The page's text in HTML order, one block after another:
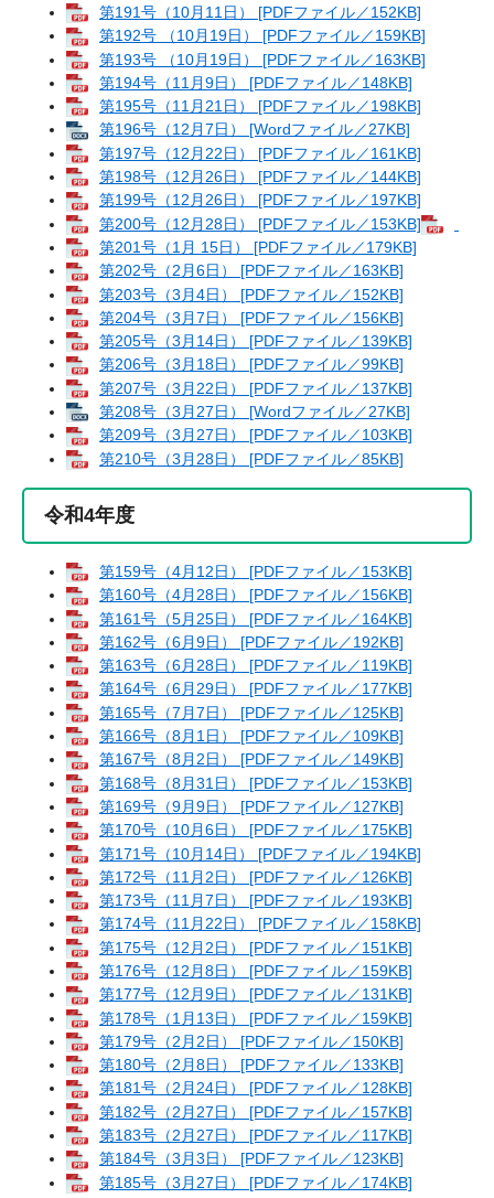
第191号（10月11日） [PDFファイル／152KB]
第192号 （10月19日） [PDFファイル／159KB]
第193号 （10月19日） [PDFファイル／163KB]
第194号（11月9日） [PDFファイル／148KB]
第195号（11月21日） [PDFファイル／198KB]
第196号（12月7日） [Wordファイル／27KB]
第197号（12月22日） [PDFファイル／161KB]
第198号（12月26日） [PDFファイル／144KB]
第199号（12月26日） [PDFファイル／197KB]
第200号（12月28日） [PDFファイル／153KB]
第201号（1月 15日） [PDFファイル／179KB]
第202号（2月6日） [PDFファイル／163KB]
第203号（3月4日） [PDFファイル／152KB]
第204号（3月7日） [PDFファイル／156KB]
第205号（3月14日） [PDFファイル／139KB]
第206号（3月18日） [PDFファイル／99KB]
第207号（3月22日） [PDFファイル／137KB]
第208号（3月27日） [Wordファイル／27KB]
第209号（3月27日） [PDFファイル／103KB]
第210号（3月28日） [PDFファイル／85KB]
令和4年度
第159号（4月12日） [PDFファイル／153KB]
第160号（4月28日） [PDFファイル／156KB]
第161号（5月25日） [PDFファイル／164KB]
第162号（6月9日） [PDFファイル／192KB]
第163号（6月28日） [PDFファイル／119KB]
第164号（6月29日） [PDFファイル／177KB]
第165号（7月7日） [PDFファイル／125KB]
第166号（8月1日） [PDFファイル／109KB]
第167号（8月2日） [PDFファイル／149KB]
第168号（8月31日） [PDFファイル／153KB]
第169号（9月9日） [PDFファイル／127KB]
第170号（10月6日） [PDFファイル／175KB]
第171号（10月14日） [PDFファイル／194KB]
第172号（11月2日） [PDFファイル／126KB]
第173号（11月7日） [PDFファイル／193KB]
第174号（11月22日） [PDFファイル／158KB]
第175号（12月2日） [PDFファイル／151KB]
第176号（12月8日） [PDFファイル／159KB]
第177号（12月9日） [PDFファイル／131KB]
第178号（1月13日） [PDFファイル／159KB]
第179号（2月2日） [PDFファイル／150KB]
第180号（2月8日） [PDFファイル／133KB]
第181号（2月24日） [PDFファイル／128KB]
第182号（2月27日） [PDFファイル／157KB]
第183号（2月27日） [PDFファイル／117KB]
第184号（3月3日） [PDFファイル／123KB]
第185号（3月27日） [PDFファイル／174KB]